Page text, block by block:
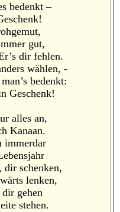
bedenkt –
gut,
dir fehlen.
wählen, -
bedenkt:
Geschenk!
alles an,
Kanaan.
immerdar
dir schenken,
lenken,
gehen
stehen.